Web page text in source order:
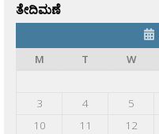
ತೇದಿಮಣೆ
M
T W
3
4 5
10
11 12